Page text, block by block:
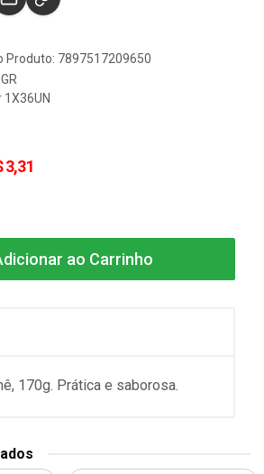
Produto: 7897517209650
3,31
ao Carrinho
170g. Prática e saborosa.